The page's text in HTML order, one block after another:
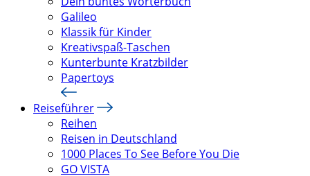
Galileo
Klassik für Kinder
Kreativspaß-Taschen
Kunterbunte Kratzbilder
Papertoys
Reiseführer
Reihen
Reisen in Deutschland
1000 Places To See Before You Die
GO VISTA